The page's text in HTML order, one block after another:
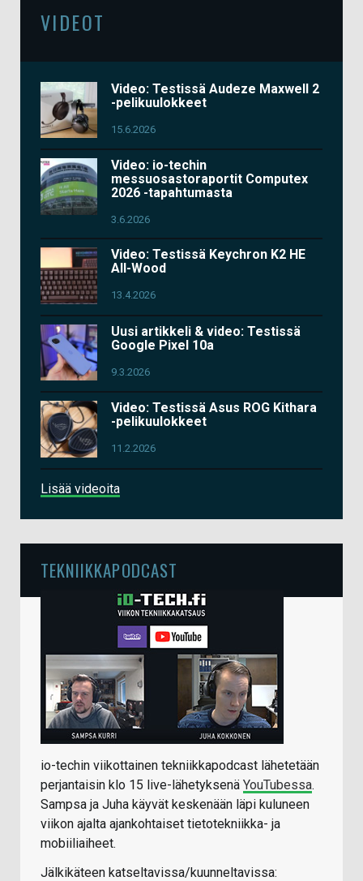
VIDEOT
Video: Testissä Audeze Maxwell 2
-pelikuulokkeet
15.6.2026
Video: io-techin
messuosastoraportit Computex
2026 -tapahtumasta
3.6.2026
Video: Testissä Keychron K2 HE
All-Wood
13.4.2026
Uusi artikkeli & video: Testissä
Google Pixel 10a
9.3.2026
Video: Testissä Asus ROG Kithara
-pelikuulokkeet
11.2.2026
Lisää videoita
TEKNIIKKAPODCAST
io-techin viikottainen tekniikkapodcast lähetetään
perjantaisin klo 15 live-lähetyksenä YouTubessa.
Sampsa ja Juha käyvät keskenään läpi kuluneen
viikon ajalta ajankohtaiset tietotekniikka- ja
mobiiliaiheet.
Jälkikäteen katseltavissa/kuunneltavissa: